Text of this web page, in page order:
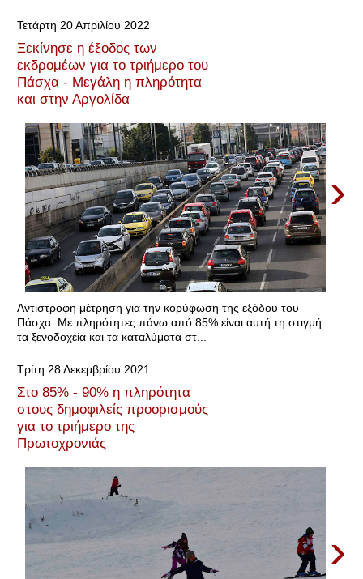
Τετάρτη 20 Απριλίου 2022
Ξεκίνησε η έξοδος των
εκδρομέων για το τριήμερο του
Πάσχα - Μεγάλη η πληρότητα
και στην Αργολίδα
›
Αντίστροφη μέτρηση για την κορύφωση της εξόδου του
Πάσχα. Με πληρότητες πάνω από 85% είναι αυτή τη στιγμή
τα ξενοδοχεία και τα καταλύματα στ...
Τρίτη 28 Δεκεμβρίου 2021
Στο 85% - 90% η πληρότητα
στους δημοφιλείς προορισμούς
για το τριήμερο της
Πρωτοχρονιάς
›